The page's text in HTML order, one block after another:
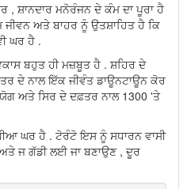
ਸ਼ਾਨਦਾਰ ਮਨੋਰੰਜਨ ਦੇ ਕੰਮ ਦਾ ਪੂਰਾ ਹੈ
ਅਤੇ ਬਾਹਰ ਨੂੰ ਉਤਸ਼ਾਹਿਤ ਹੈ ਕਿ
ਘਰ ਹੈ .
ਬਹੁਤ ਹੀ ਮਜ਼ਬੂਤ ​​ਹੈ . ਸ਼ਹਿਰ ਦੇ
ਦੇ ਨਾਲ ਇੱਕ ਜੀਵੰਤ ਡਾਊਨਟਾਊਨ ਕੋਰ
ਅਤੇ ਸਿਰ ਦੇ ਦਫ਼ਤਰ ਨਾਲ 1300 'ਤੇ
ਘਰ ਹੈ . ਟੋਰੰਟੋ ਇਸ ਨੂੰ ਸਧਾਰਨ ਵਾਸੀ
ਜ ਗੱਡੀ ਲਈ ਜਾ ਬਣਾਉਣ , ਦੂਰ